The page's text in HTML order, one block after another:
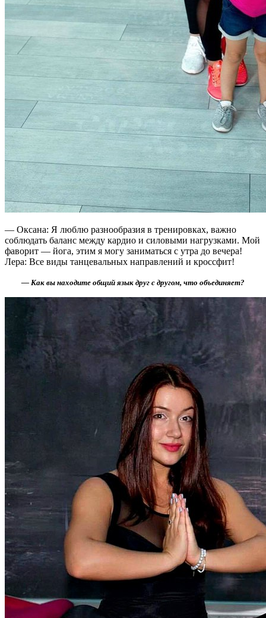
— Оксана: Я люблю разнообразия в тренировках, важно
соблюдать баланс между кардио и силовыми нагрузками. Мой
фаворит — йога, этим я могу заниматься с утра до вечера!
Лера: Все виды танцевальных направлений и кроссфит!
— Как вы находите общий язык друг с другом, что объединяет?